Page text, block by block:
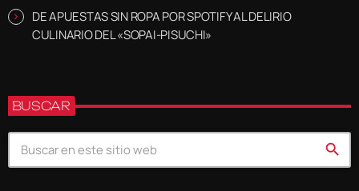
DE APUESTAS SIN ROPA POR SPOTIFY AL DELIRIO
CULINARIO DEL «SOPAI-PISUCHI»
BUSCAR
search